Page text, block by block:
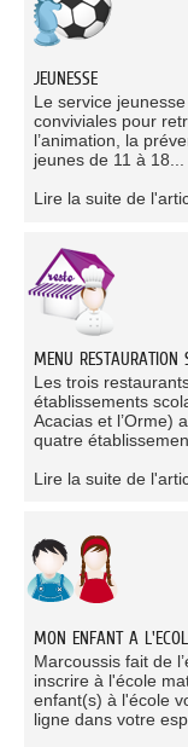
JEUNESSE
Le service
conviviales pour
l’animation, la
jeunes de 11 à 18...
Lire la suite de
MENU RESTAURATION
Les trois
établissements
Acacias et l’Orme)
quatre
Lire la suite de
MON ENFANT A
Marcoussis fait de
inscrire à l'école
enfant(s) à l'école
ligne dans votre